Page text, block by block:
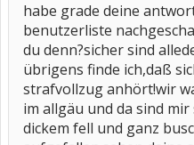
habe grade deine
benutzerliste
du denn?sicher sind
übrigens finde ich,daß
strafvollzug anhört!wir
im allgäu und da sind
dickem fell und ganz